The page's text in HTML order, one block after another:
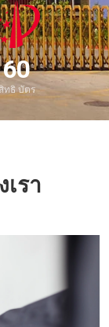
สิทธิ บัตร
รา